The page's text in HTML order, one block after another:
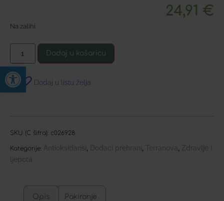
Open toolbar
24,91 €
Na zalihi
Dodaj u košaricu
Dodaj u listu želja
SKU (C šifra): c026928
Kategorije: Antioksidansi Dodaci prehrani Terranova Zdravlje i
ljepota
Opis Pakiranje